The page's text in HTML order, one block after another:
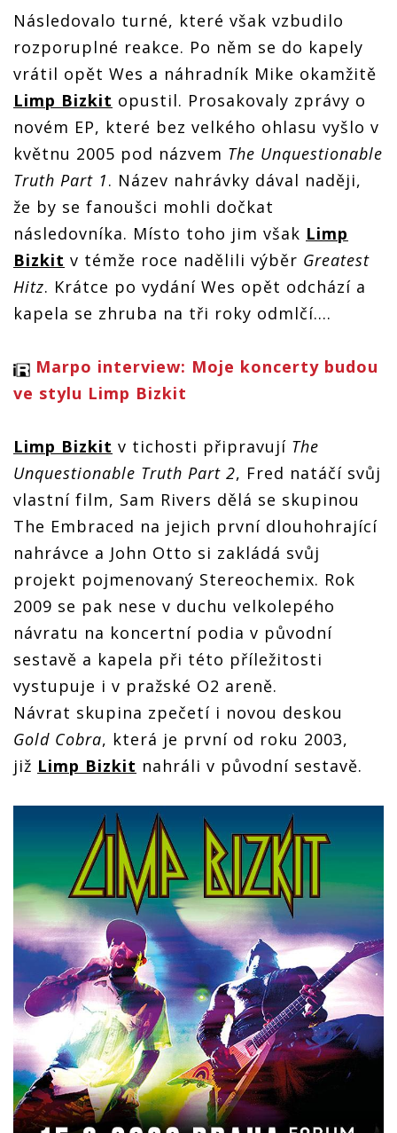
Následovalo turné, které však vzbudilo
rozporuplné reakce. Po něm se do kapely
vrátil opět Wes a náhradník Mike okamžitě
Limp Bizkit opustil. Prosakovaly zprávy o
novém EP, které bez velkého ohlasu vyšlo v
květnu 2005 pod názvem The Unquestionable
Truth Part 1. Název nahrávky dával naději,
že by se fanoušci mohli dočkat
následovníka. Místo toho jim však Limp
Bizkit v témže roce nadělili výběr Greatest
Hitz. Krátce po vydání Wes opět odchází a
kapela se zhruba na tři roky odmlčí....
Marpo interview: Moje koncerty budou
ve stylu Limp Bizkit
Limp Bizkit v tichosti připravují The
Unquestionable Truth Part 2, Fred natáčí svůj
vlastní film, Sam Rivers dělá se skupinou
The Embraced na jejich první dlouhohrající
nahrávce a John Otto si zakládá svůj
projekt pojmenovaný Stereochemix. Rok
2009 se pak nese v duchu velkolepého
návratu na koncertní podia v původní
sestavě a kapela při této příležitosti
vystupuje i v pražské O2 areně.
Návrat skupina zpečetí i novou deskou
Gold Cobra, která je první od roku 2003,
již Limp Bizkit nahráli v původní sestavě.